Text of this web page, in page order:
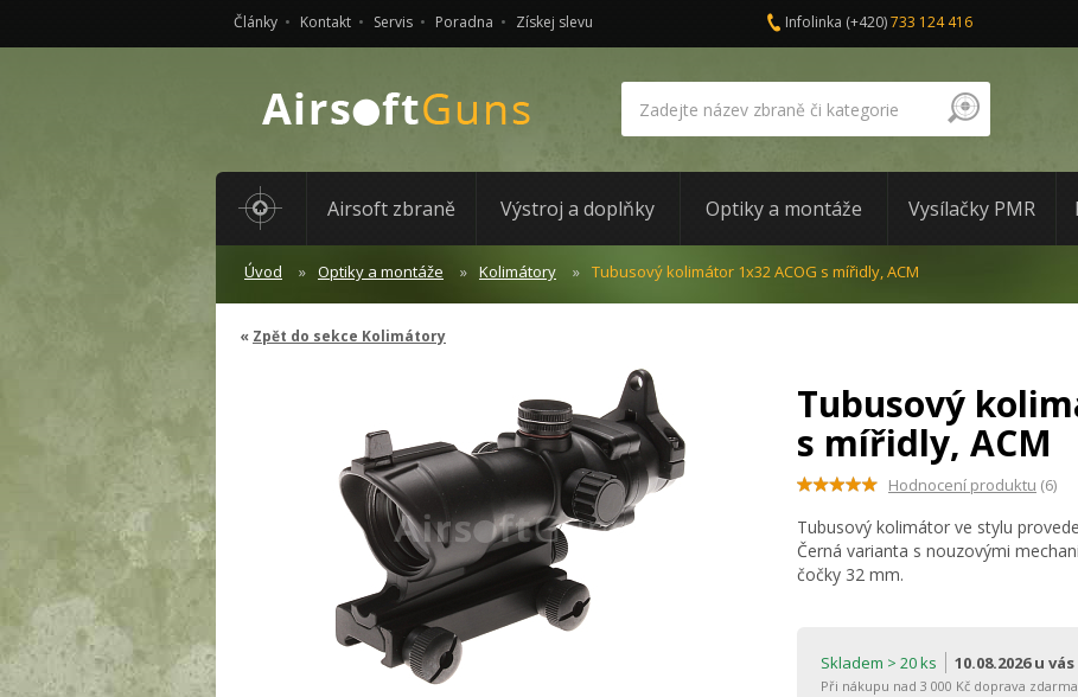
Články Kontakt Servis Poradna Získej slevu Infolinka (+420)733 124 416
Airsoft zbraně Výstroj a doplňky Optiky a montáže Vysílačky PMR
Úvod Optiky a montáže Kolimátory Tubusový kolimátor 1x32 ACOG s mířidly, ACM
Zpět do sekce Kolimátory
Tubusový
s mířidly, ACM
Hodnocení produktu (6)
Tubusový kolimátor ve stylu
Černá varianta s nouzovými
čočky 32 mm.
Skladem > 20 ks 10.08.2026 u
Při nákupu nad 3 000 Kč doprava